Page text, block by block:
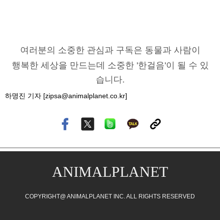
여러분의 소중한 관심과 구독은 동물과 사람이
행복한 세상을 만드는데 소중한 '한걸음'이 될 수 있
습니다.
하명진 기자 [zipsa@animalplanet.co.kr]
ANIMALPLANET
COPYRIGHT@ ANIMALPLANET INC. ALL RIGHTS RESERVED